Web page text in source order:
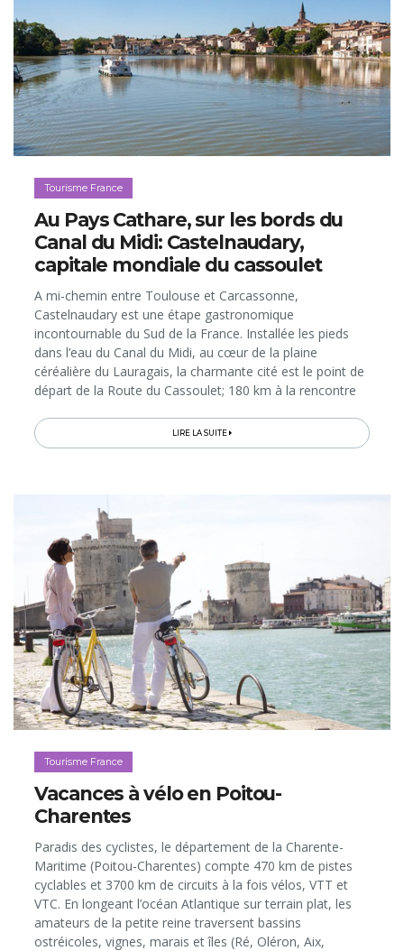
Tourisme France
Au Pays Cathare, sur les bords du
Canal du Midi: Castelnaudary,
capitale mondiale du cassoulet
A mi-chemin entre Toulouse et Carcassonne,
Castelnaudary est une étape gastronomique
incontournable du Sud de la France. Installée les pieds
dans l’eau du Canal du Midi, au cœur de la plaine
céréalière du Lauragais, la charmante cité est le point de
départ de la Route du Cassoulet; 180 km à la rencontre
préparation de l’authentique cassoulet, dans les fermes
agricoles, poteries traditionnelles, vignobles, élevages,
adresses pour vous composer un séjour curieux et
gourmand sous le soleil d’Occitanie…
LIRE LA SUITE
Tourisme France
Vacances à vélo en Poitou-
Charentes
Paradis des cyclistes, le département de la Charente-
Maritime (Poitou-Charentes) compte 470 km de pistes
cyclables et 3700 km de circuits à la fois vélos, VTT et
VTC. En longeant l’océan Atlantique sur terrain plat, les
amateurs de la petite reine traversent bassins
ostréicoles, vignes, marais et îles (Ré, Oléron, Aix,